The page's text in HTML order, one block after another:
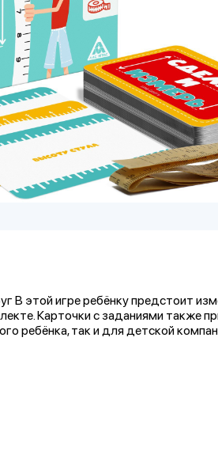
В этой игре ребёнку предстоит
Карточки с заданиями также
ребёнка, так и для детской